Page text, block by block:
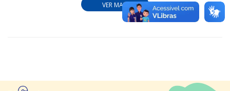
VER MAIS